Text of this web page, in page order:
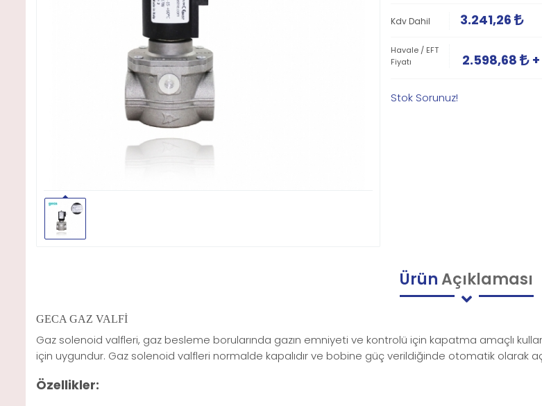
Kdv Dahil 3.241,26
Havale / EFT
Fiyatı
2.598,68
Stok Sorunuz!
ÜrünAçıklaması
GECA GAZ VALFİ
Gaz solenoid valfleri, gaz besleme borularında gazın emniyeti ve kontrolü için kapatma amaçlı
için uygundur. Gaz solenoid valfleri normalde kapalıdır ve bobine güç verildiğinde otomatik olarak
Özellikler: